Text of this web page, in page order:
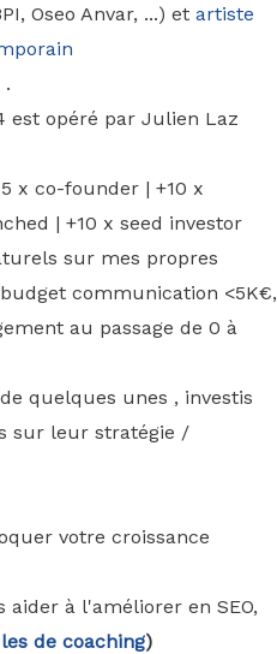
Oseo Anvar, ...) et artiste
.
est opéré par Julien Laz
x co-founder | +10 x
| +10 x seed investor
sur mes propres
communication <5K€,
au passage de 0 à
quelques unes , investis
sur leur stratégie /
votre croissance
aider à l'améliorer en SEO,
de coaching)